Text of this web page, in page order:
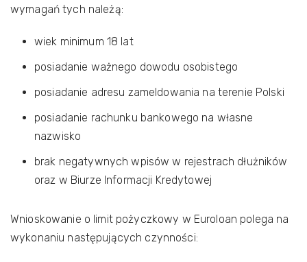
wymagań tych należą:
wiek minimum 18 lat
posiadanie ważnego dowodu osobistego
posiadanie adresu zameldowania na terenie Polski
posiadanie rachunku bankowego na własne
nazwisko
brak negatywnych wpisów w rejestrach dłużników
oraz w Biurze Informacji Kredytowej
Wnioskowanie o limit pożyczkowy w Euroloan polega na
wykonaniu następujących czynności: